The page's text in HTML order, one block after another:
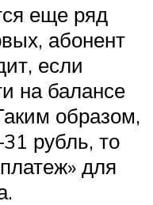
еще ряд
абонент
если
на балансе
образом,
рубль, то
для